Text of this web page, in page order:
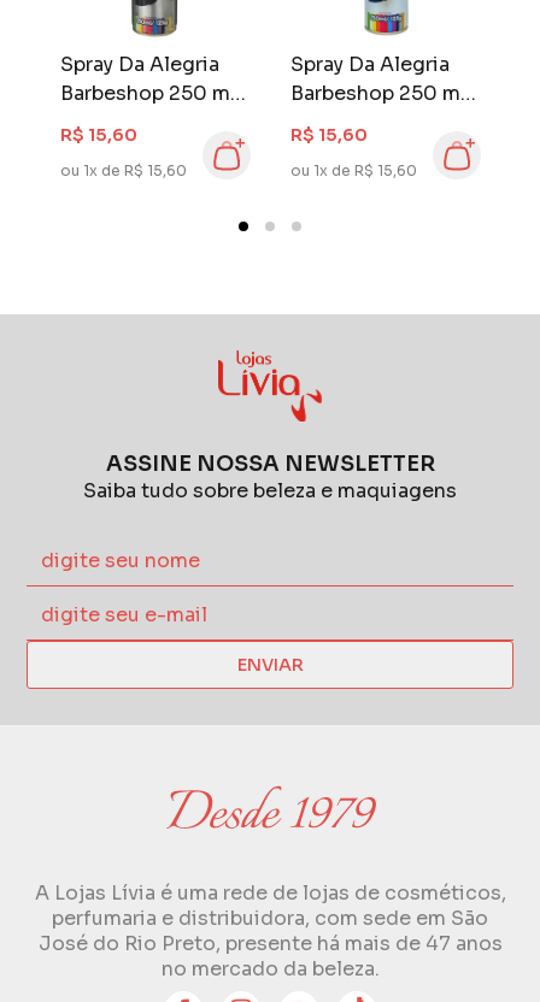
Spray Da Alegria
Barbeshop 250 ml
Azul
R$ 15,60
ou 1x de R$ 15,60
Spray Da Alegria
Barbeshop 250 ml
Branca
R$ 15,60
ou 1x de R$ 15,60
ASSINE NOSSA NEWSLETTER
Saiba tudo sobre beleza e maquiagens
ENVIAR
A Lojas Lívia é uma rede de lojas de cosméticos,
perfumaria e distribuidora, com sede em São
José do Rio Preto, presente há mais de 47 anos
no mercado da beleza.